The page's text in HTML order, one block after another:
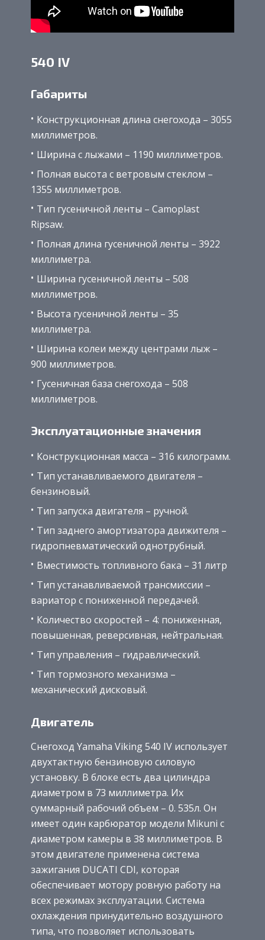
540 IV
Габариты
Конструкционная длина снегохода – 3055
миллиметров.
Ширина с лыжами – 1190 миллиметров.
Полная высота с ветровым стеклом –
1355 миллиметров.
Тип гусеничной ленты – Camoplast
Ripsaw.
Полная длина гусеничной ленты – 3922
миллиметра.
Ширина гусеничной ленты – 508
миллиметров.
Высота гусеничной ленты – 35
миллиметра.
Ширина колеи между центрами лыж –
900 миллиметров.
Гусеничная база снегохода – 508
миллиметров.
Эксплуатационные значения
Конструкционная масса – 316 килограмм.
Тип устанавливаемого двигателя –
бензиновый.
Тип запуска двигателя – ручной.
Тип заднего амортизатора движителя –
гидропневматический однотрубный.
Вместимость топливного бака – 31 литр
Тип устанавливаемой трансмиссии –
вариатор с пониженной передачей.
Количество скоростей – 4: пониженная,
повышенная, реверсивная, нейтральная.
Тип управления – гидравлический.
Тип тормозного механизма –
механический дисковый.
Двигатель
Снегоход Yamaha Viking 540 IV использует
двухтактную бензиновую силовую
установку. В блоке есть два цилиндра
диаметром в 73 миллиметра. Их
суммарный рабочий объем – 0. 535л. Он
имеет один карбюратор модели Mikuni с
диаметром камеры в 38 миллиметров. В
этом двигателе применена система
зажигания DUCATI CDI, которая
обеспечивает мотору ровную работу на
всех режимах эксплуатации. Система
охлаждения принудительно воздушного
типа, что позволяет использовать